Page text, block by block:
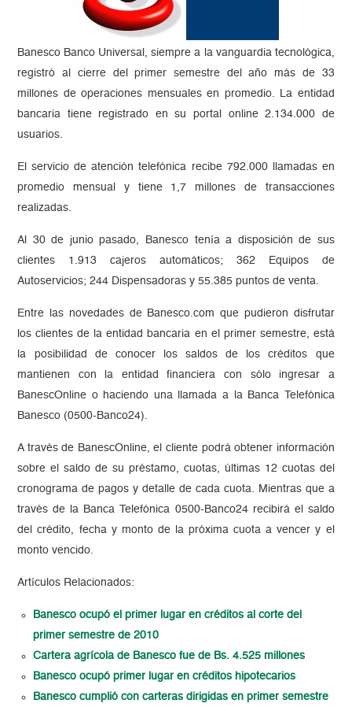
Banesco Banco Universal, siempre a la vanguardia tecnológica,
registró al cierre del primer semestre del año más de 33
millones de operaciones mensuales en promedio. La entidad
bancaria tiene registrado en su portal online 2.134.000 de
usuarios.
El servicio de atención telefónica recibe 792.000 llamadas en
promedio mensual y tiene 1,7 millones de transacciones
realizadas.
Al 30 de junio pasado, Banesco tenía a disposición de sus
clientes 1.913 cajeros automáticos; 362 Equipos de
Autoservicios; 244 Dispensadoras y 55.385 puntos de venta.
Entre las novedades de Banesco.com que pudieron disfrutar
los clientes de la entidad bancaria en el primer semestre, está
la posibilidad de conocer los saldos de los créditos que
mantienen con la entidad financiera con sólo ingresar a
BanescOnline o haciendo una llamada a la Banca Telefónica
Banesco (0500-Banco24).
A través de BanescOnline, el cliente podrá obtener información
sobre el saldo de su préstamo, cuotas, últimas 12 cuotas del
cronograma de pagos y detalle de cada cuota. Mientras que a
través de la Banca Telefónica 0500-Banco24 recibirá el saldo
del crédito, fecha y monto de la próxima cuota a vencer y el
monto vencido.
Artículos Relacionados:
Banesco ocupó el primer lugar en créditos al corte del
primer semestre de 2010
Cartera agrícola de Banesco fue de Bs. 4.525 millones
Banesco ocupó primer lugar en créditos hipotecarios
Banesco cumplió con carteras dirigidas en primer semestre